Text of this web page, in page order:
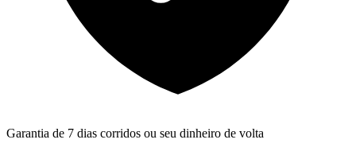
Garantia de 7 dias corridos ou seu dinheiro de volta